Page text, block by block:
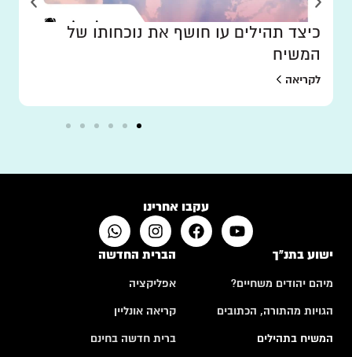
כיצד תהילים עו חושף את נוכחותו של
המשיח
לקריאה
עקבו אחרינו
ישוע בתנ"ך
מיהם יהודים משחיים?
הגויות מהתורה, הכתובים
המשיח בתהילים
הברית החדשה
אפליקציה
קריאה אונליין
ברית חדשה בחינם